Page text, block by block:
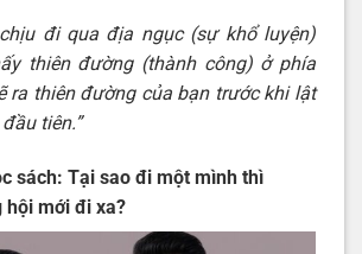
đi qua địa ngục (sự khổ luyện)
thiên đường (thành công) ở phía
ra thiên đường của bạn trước khi lật
tiên.”
sách: Tại sao đi một mình thì
hội mới đi xa?